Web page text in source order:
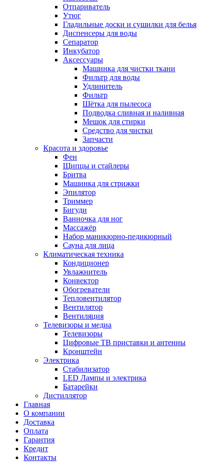
Отпариватель
Утюг
Гладильные доски и сушилки для белья
Диспенсеры для воды
Сепаратор
Инкубатор
Аксессуары
Машинка для чистки ткани
Фильтр для воды
Удлинитель
Фильтр
Шётка для пылесоса
Подводка сливная и наливная
Мешок для стирки
Средство для чистки
Запчасти
Красота и здоровье
Фен
Щипцы и стайлеры
Бритва
Машинка для стрижки
Эпилятор
Триммер
Бигуди
Ванночка для ног
Массажёр
Набор маникюрно-педикюрный
Сауна для лица
Климатическая техника
Кондиционер
Увлажнитель
Конвектор
Обогреватели
Тепловентилятор
Вентилятор
Вентиляция
Телевизоры и медиа
Телевизоры
Цифровые ТВ приставки и антенны
Кронштейн
Электрика
Стабилизатор
LED Лампы и электрика
Батарейки
Дистиллятор
Главная
О компании
Доставка
Оплата
Гарантия
Кредит
Контакты